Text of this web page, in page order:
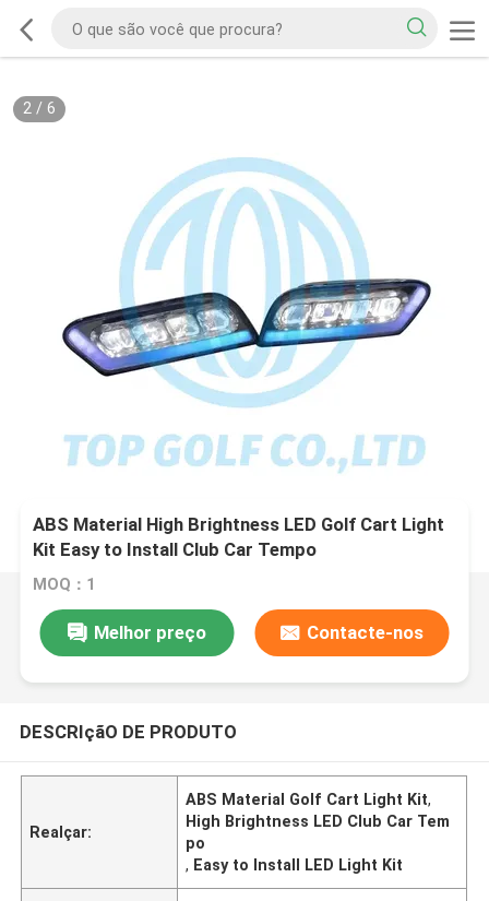
2/ 6
ABS Material High Brightness LED Golf Cart Light
Kit Easy to Install Club Car Tempo
MOQ：1
Melhor preço Contacte-nos
DESCRIçãO DE PRODUTO
Realçar:
ABS Material Golf Cart Light Kit,
High Brightness LED Club Car Tem
po
, Easy to Install LED Light Kit